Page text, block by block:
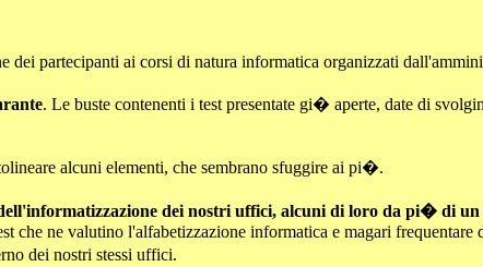
partecipanti ai corsi di natura informatica organizzati
. Le buste contenenti i test presentate gi� aperte, date di
alcuni elementi, che sembrano sfuggire ai pi�.
dei nostri uffici, alcuni di loro da pi� di un
che ne valutino l'alfabetizzazione informatica e magari
dei nostri stessi uffici.